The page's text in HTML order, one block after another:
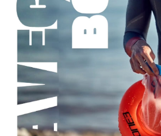
PODVODNÉ SKÚTRE
TAŠKY A VAKY
CVIČENIE
SAUNOVANIE